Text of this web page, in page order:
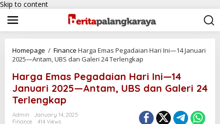
Skip to content
Homepage / Finance Harga Emas Pegadaian Hari Ini—14 Januari
2025—Antam, UBS dan Galeri 24 Terlengkap
Harga Emas Pegadaian Hari Ini—14
Januari 2025—Antam, UBS dan Galeri 24
Terlengkap
Admin
January 14, 2025
Finance
414 Views